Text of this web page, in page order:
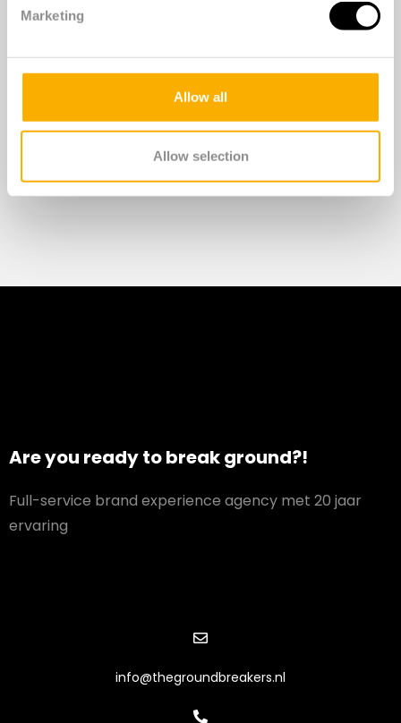
Marketing
Allow all
Allow selection
Are you ready to break ground?!
Full-service brand experience agency met 20 jaar
ervaring
info@thegroundbreakers.nl